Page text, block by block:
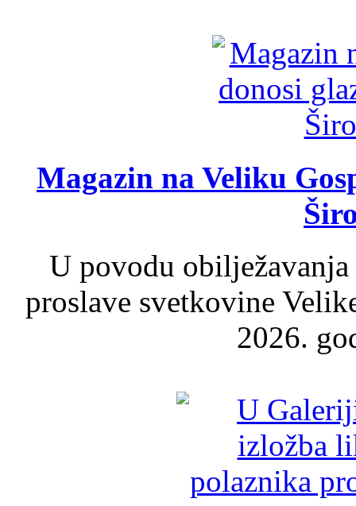
Magazin na Veliku
U povodu
proslave svetkovine
2026.